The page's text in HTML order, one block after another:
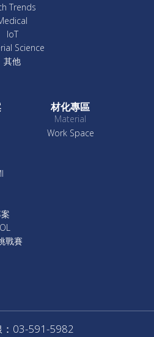
Trends
IoT
Science
其他
戰賽
材化專區
Material
Work Space
03-591-5982